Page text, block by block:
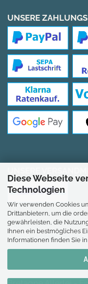
Diese Webseite
Technologien
Wir verwenden Cookies
Drittanbietern, um die
gewährleisten, die
Ihnen ein bestmögliches
Informationen finden Sie
UNSERE
*Gilt für Lieferungen